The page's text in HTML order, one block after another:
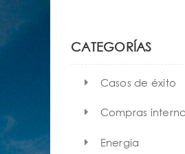
h
CATEGORÍAS
Casos de éxito
Compras
Energía